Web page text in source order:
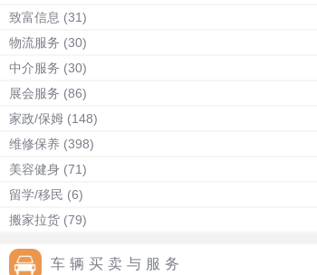
致富信息 (31)
物流服务 (30)
中介服务 (30)
展会服务 (86)
家政/保姆 (148)
维修保养 (398)
美容健身 (71)
留学/移民 (6)
搬家拉货 (79)
车辆买卖与服务